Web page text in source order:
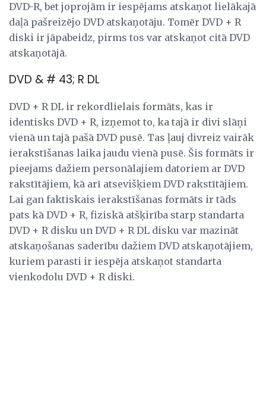
DVD-R, bet joprojām ir iespējams atskaņot lielākajā
daļā pašreizējo DVD atskaņotāju. Tomēr DVD + R
diski ir jāpabeidz, pirms tos var atskaņot citā DVD
atskaņotājā.
DVD & # 43; R DL
DVD + R DL ir rekordlielais formāts, kas ir
identisks DVD + R, izņemot to, ka tajā ir divi slāņi
vienā un tajā pašā DVD pusē. Tas ļauj divreiz vairāk
ierakstīšanas laika jaudu vienā pusē. Šis formāts ir
pieejams dažiem personālajiem datoriem ar DVD
rakstītājiem, kā arī atsevišķiem DVD rakstītājiem.
Lai gan faktiskais ierakstīšanas formāts ir tāds
pats kā DVD + R, fiziskā atšķirība starp standarta
DVD + R disku un DVD + R DL disku var mazināt
atskaņošanas saderību dažiem DVD atskaņotājiem,
kuriem parasti ir iespēja atskaņot standarta
vienkodolu DVD + R diski.